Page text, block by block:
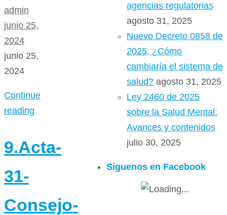
admin
junio 25,
2024
junio 25,
2024
Continue
reading
9.Acta-
31-
Consejo-
agencias regulatorias
agosto 31, 2025
Nuevo Decreto 0858 de
2025, ¿Cómo
cambiaría el sistema de
salud? agosto 31, 2025
Ley 2460 de 2025
sobre la Salud Mental:
Avances y contenidos
julio 30, 2025
Síguenos en Facebook